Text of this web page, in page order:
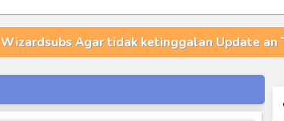
Agar tidak ketinggalan Update an
BD Episode 1 – 12 & OVA